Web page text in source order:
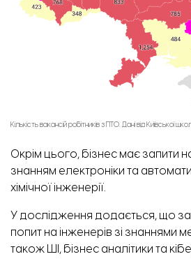
Кількість вакансій робітників з ПТО. Дані від Київської
Окрім цього, бізнес має запити на
знанням електроніки та
хімічної інженерії.
У дослідження додається, що за
попит на інженерів зі знаннями
також ШІ, бізнес аналітики та